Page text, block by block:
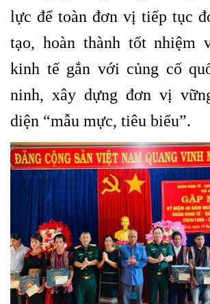
lực để toàn đơn vị tiếp tục
tạo, hoàn thành tốt nhiệm
kinh tế gắn với củng cố
ninh, xây dựng đơn vị
diện “mẫu mực, tiêu biểu”.